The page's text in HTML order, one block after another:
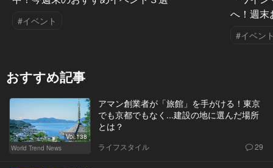
#イベント
へ！週末
#イベン
おすすめ記事
Vol.138
World Trend News
アマン創業者が「旅館」を手がける！東京
でも京都でもなく...建設の地に選んだ場所
とは？
ライフスタイル 29